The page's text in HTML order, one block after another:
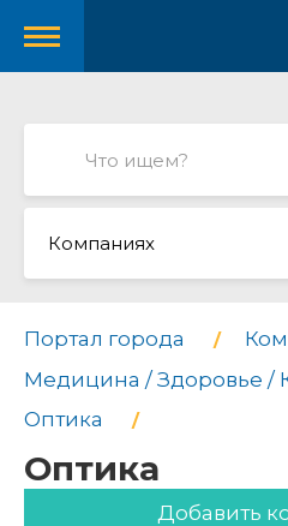
Компаниях
Портал города
Медицина / Здоровье /
Оптика
Оптика
Добавить